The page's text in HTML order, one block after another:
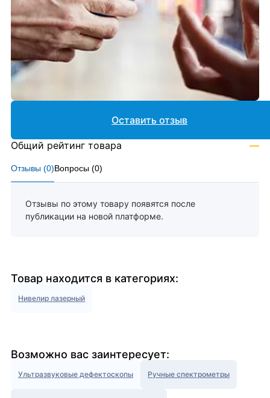
Отзывы (0)Вопросы (0)
Отзывы по этому товару появятся после
публикации на новой платформе.
Оставить отзыв
Общий рейтинг товара —
Товар находится в категориях:
Нивелир лазерный
Возможно вас заинтересует:
Ультразвуковые дефектоскопы Ручные спектрометры